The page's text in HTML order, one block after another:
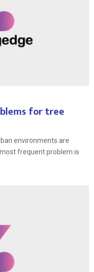
for tree
environments are
frequent problem is